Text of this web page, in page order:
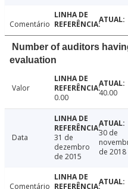
Comentário
Number of auditors
evaluation
Valor
0.00
40.00
Data
31 de
dezembro
de 2015
30 de
de 2018
Comentário